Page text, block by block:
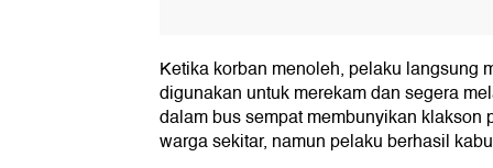
Ketika korban menoleh, pelaku langsung
digunakan untuk merekam dan segera
dalam bus sempat membunyikan klakson
warga sekitar, namun pelaku berhasil